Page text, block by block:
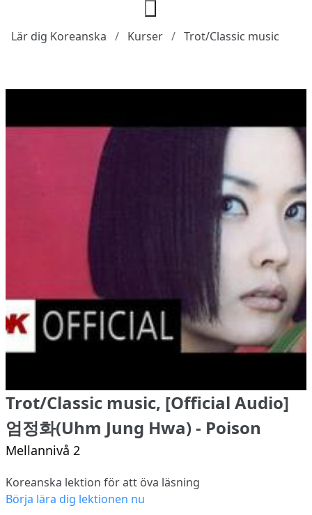
Lär dig Koreanska Kurser Trot/Classic music
Trot/Classic music, [Official Audio]
엄정화(Uhm Jung Hwa) - Poison
Mellannivå 2
Koreanska lektion för att öva läsning
Börja lära dig lektionen nu